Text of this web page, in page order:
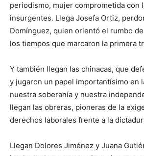
periodismo, mujer comprometida con
insurgentes. Llega Josefa Ortiz,
Domínguez, quien orientó el rumbo
los tiempos que marcaron la primera
Y también llegan las chinacas, que
y jugaron un papel importantísimo en
nuestra soberanía y nuestra
llegan las obreras, pioneras de la
derechos laborales frente a la
Llegan Dolores Jiménez y Juana